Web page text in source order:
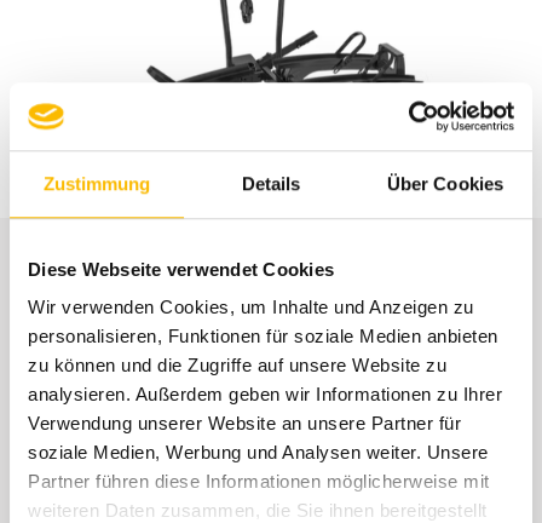
Zustimmung Details Über Cookies
Diese Webseite verwendet Cookies
Wir verwenden Cookies, um Inhalte und Anzeigen zu
personalisieren, Funktionen für soziale Medien anbieten
zu können und die Zugriffe auf unsere Website zu
analysieren. Außerdem geben wir Informationen zu Ihrer
Verwendung unserer Website an unsere Partner für
soziale Medien, Werbung und Analysen weiter. Unsere
Partner führen diese Informationen möglicherweise mit
weiteren Daten zusammen, die Sie ihnen bereitgestellt
Autohaus, KFZ-Werkstatt